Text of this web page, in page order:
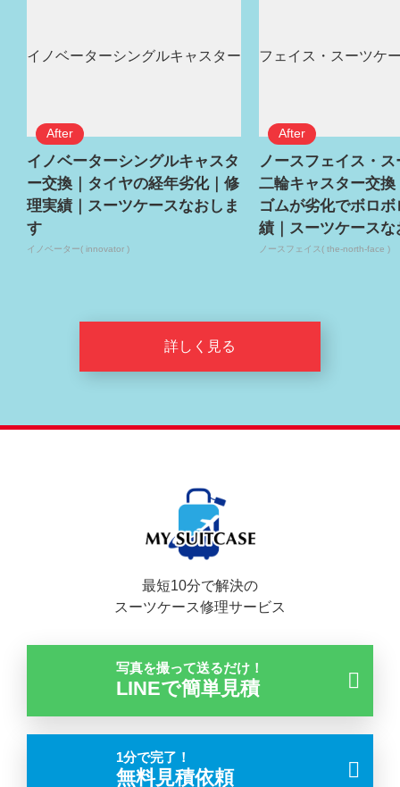
イノベーターシングルキャスタ
ー交換｜タイヤの経年劣化｜修
理実績｜スーツケースなおしま
す
イノベーター( innovator )
ノースフェイス・
二輪キャスター交換
ゴムが劣化でボロ
績｜スーツケースな
ノースフェイス( the-north-face )
詳しく見る
最短10分で解決の
スーツケース修理サービス
写真を撮って送るだけ！
LINEで簡単見積
1分で完了！
無料見積依頼